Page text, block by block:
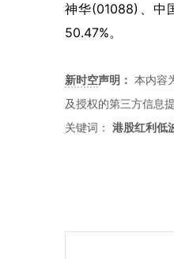
神华(01088) 、中
50.47%。
新时空声明： 本内容
及授权的第三方信息
关键词： 港股红利低